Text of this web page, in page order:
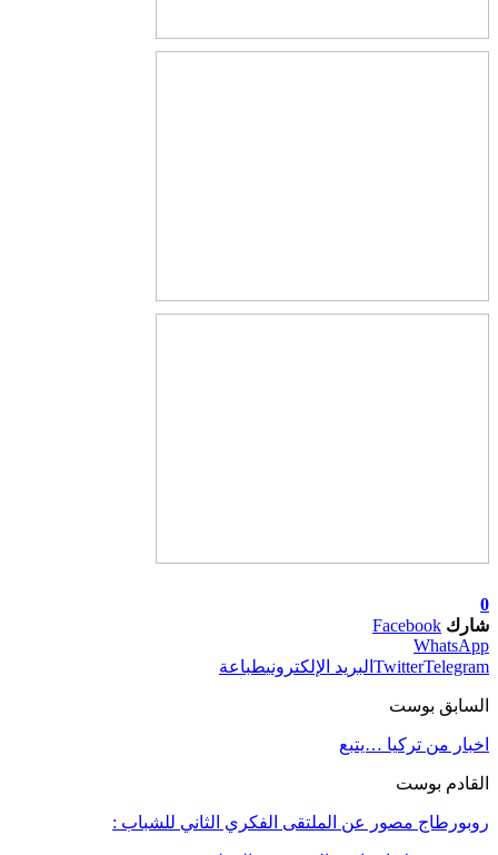
0
شارك Facebook
WhatsApp
TwitterTelegram البريد الإلكترونيطباعة
السابق بوست
اخبار من تركيا …يتبع
القادم بوست
روبورطاج مصور عن الملتقى الفكري الثاني للشباب :